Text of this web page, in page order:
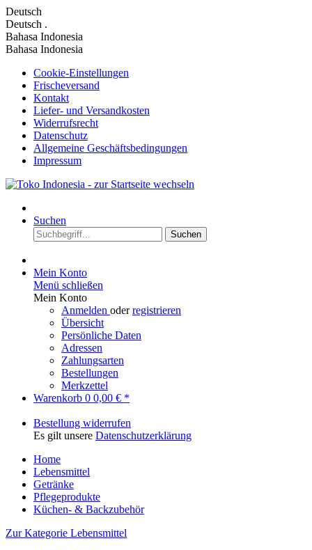
Deutsch
Deutsch .
Bahasa Indonesia
Bahasa Indonesia
Cookie-Einstellungen
Frischeversand
Kontakt
Liefer- und Versandkosten
Widerrufsrecht
Datenschutz
Allgemeine Geschäftsbedingungen
Impressum
Suchen
Suchen
Mein Konto
Menü schließen
Mein Konto
Anmelden oderregistrieren
Übersicht
Persönliche Daten
Adressen
Zahlungsarten
Bestellungen
Merkzettel
Warenkorb 0 0,00 € *
Bestellung widerrufen
Es gilt unsere Datenschutzerklärung
Home
Lebensmittel
Getränke
Pflegeprodukte
Küchen- & Backzubehör
Zur Kategorie Lebensmittel